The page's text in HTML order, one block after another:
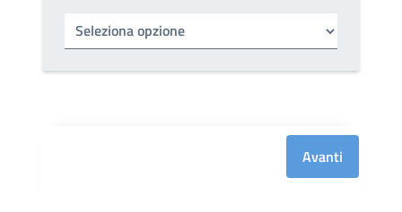
Tipo di ufficio
Avanti